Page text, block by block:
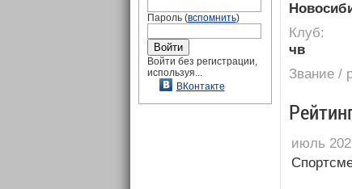
Пароль (вспомнить)
Войти без регистрации,
используя...
ВКонтакте
Клуб:
чв
Звание /
июль